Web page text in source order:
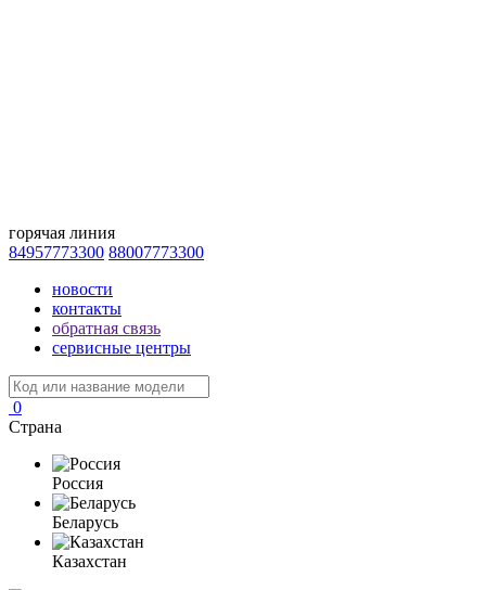
горячая линия
84957773300 88007773300
новости
контакты
обратная связь
сервисные центры
0
Страна
Россия
Беларусь
Казахстан